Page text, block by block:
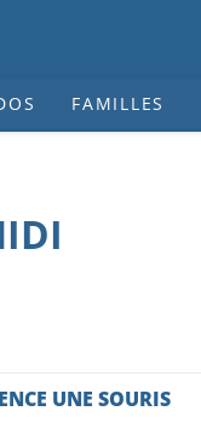
FAMILLES
UNE SOURIS